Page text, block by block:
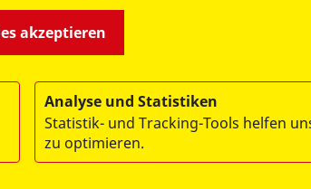
e.V.
akzeptieren
Analyse und Statistiken
Statistik- und Tracking-Tools helfen
zu optimieren.